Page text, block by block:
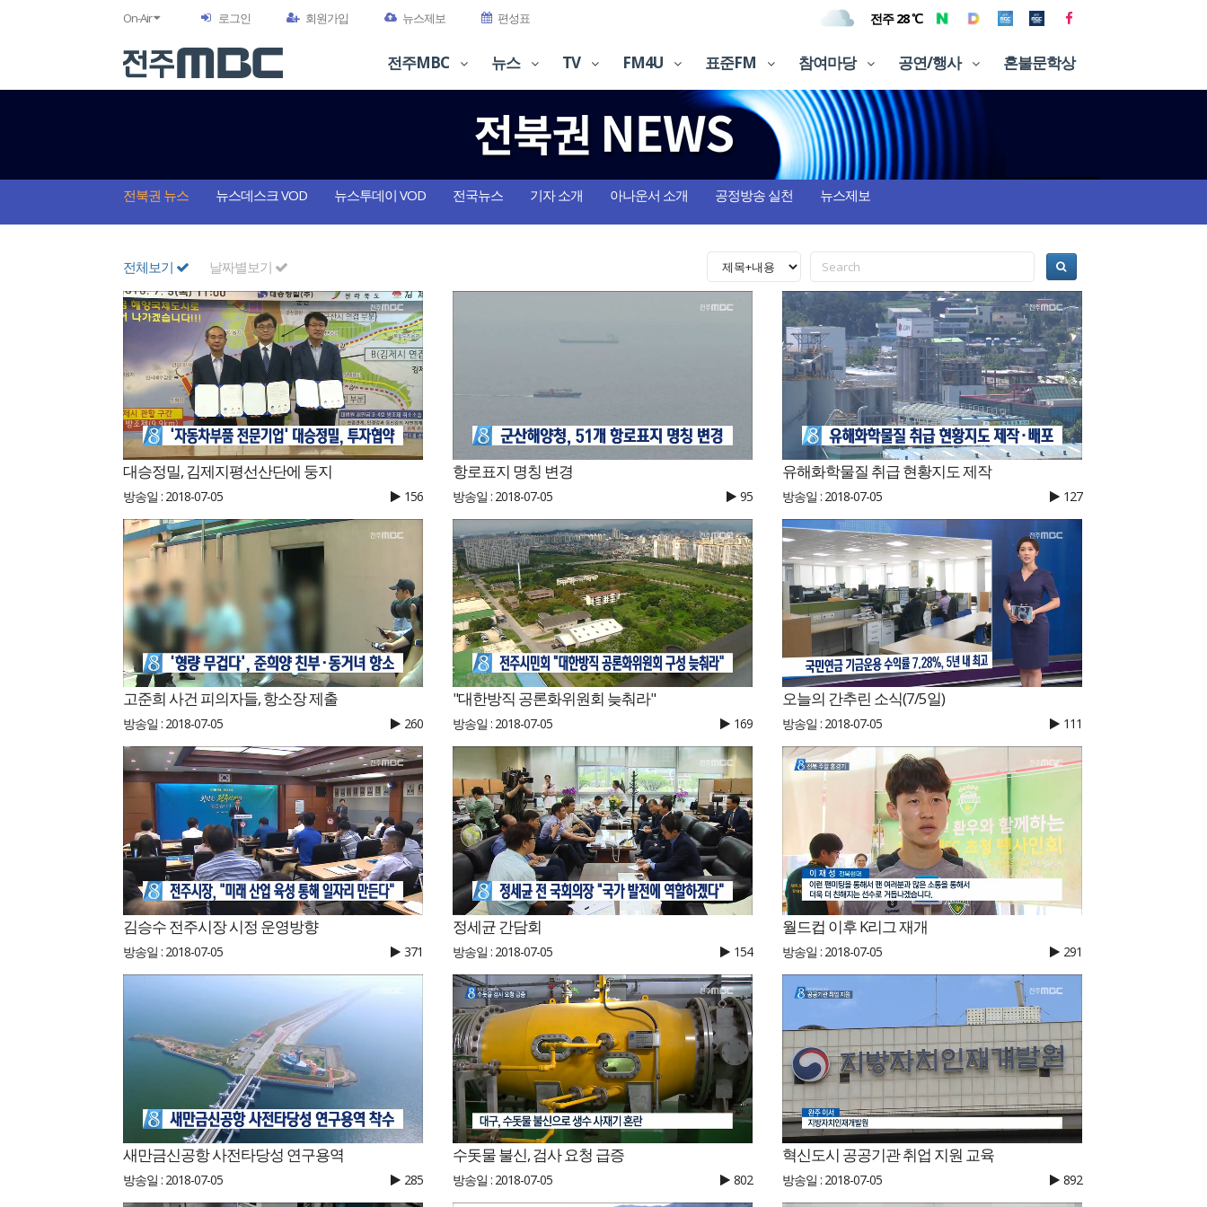
On-Air 로그인 회원가입 뉴스제보 편성표 전주 28 ℃
전주MBC 뉴스 TV FM4U 표준FM 참여마당 공연/행사 혼불문학상
전북권 뉴스 뉴스데스크 VOD 뉴스투데이 VOD 전국뉴스 기자 소개 아나운서 소개 공정방송 실천 뉴스제보
전체보기 날짜별보기
대승정밀, 김제지평선산단에 둥지
방송일 : 2018-07-05 156
항로표지 명칭 변경
방송일 : 2018-07-05 95
유해화학물질 취급 현황지도 제작
방송일 : 2018-07-05 127
고준희 사건 피의자들, 항소장 제출
방송일 : 2018-07-05 260
"대한방직 공론화위원회 늦춰라"
방송일 : 2018-07-05 169
오늘의 간추린 소식(7/5일)
방송일 : 2018-07-05 111
김승수 전주시장 시정 운영방향
방송일 : 2018-07-05 371
정세균 간담회
방송일 : 2018-07-05 154
월드컵 이후 K리그 재개
방송일 : 2018-07-05 291
새만금신공항 사전타당성 연구용역
방송일 : 2018-07-05 285
수돗물 불신, 검사 요청 급증
방송일 : 2018-07-05 802
혁신도시 공공기관 취업 지원 교육
방송일 : 2018-07-05 892